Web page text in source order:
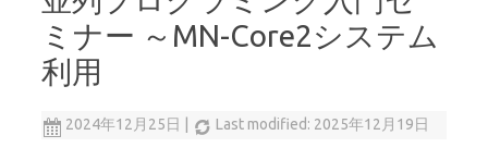
ミナー ～MN-Core2システム
利用
2024年12月25日 Last modified: 2025年12月19日